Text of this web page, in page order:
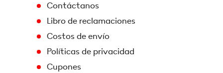
Contáctanos
Libro de reclamaciones
Costos de envío
Políticas de privacidad
Cupones